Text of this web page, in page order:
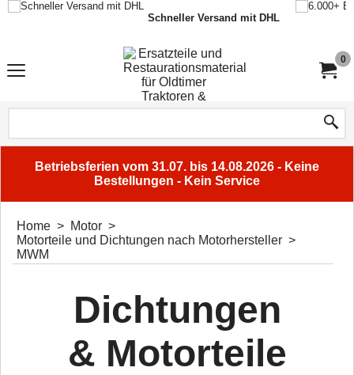
Schneller Versand mit DHL
0
Betriebsferien vom 31.07. bis 14.08.2026 - Keine
Bestellungen - Kein Service
Home > Motor >
Motorteile und Dichtungen nach Motorhersteller >
MWM
Dichtungen
& Motorteile